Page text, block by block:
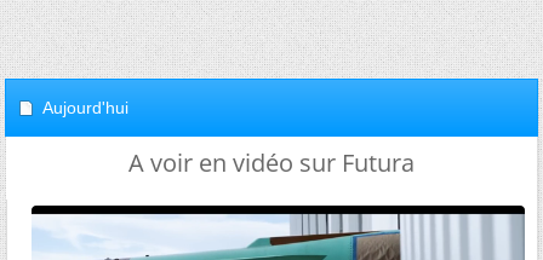
Aujourd'hui
A voir en vidéo sur Futura